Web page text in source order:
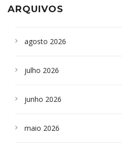
ARQUIVOS
agosto 2026
julho 2026
junho 2026
maio 2026